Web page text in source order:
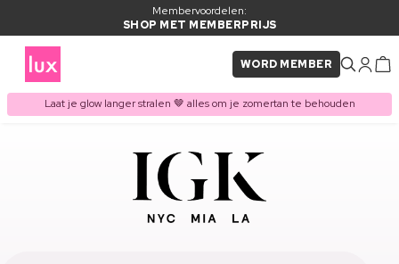
Membervoordelen:
SHOP MET MEMBERPRIJS
WORD MEMBER
Laat je glow langer stralen 🤎 alles om je zomertan te behouden